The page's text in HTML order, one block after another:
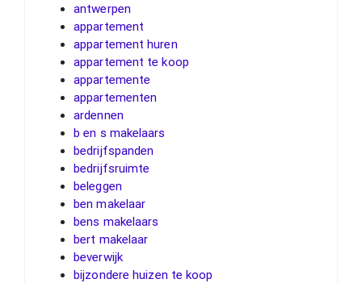
antwerpen
appartement
appartement huren
appartement te koop
appartemente
appartementen
ardennen
b en s makelaars
bedrijfspanden
bedrijfsruimte
beleggen
ben makelaar
bens makelaars
bert makelaar
beverwijk
bijzondere huizen te koop